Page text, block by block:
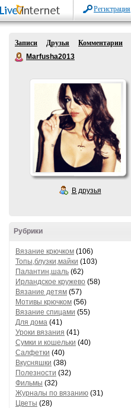
Регистрация
Записи Друзья
Комментарии
Marfusha2013
В друзья
Рубрики
Вязание крючком (106)
Топы,блузки,майки (103)
Палантин,шаль (62)
Ирландское кружево (58)
Вязание детям (57)
Мотивы крючком (56)
Вязание спицами (55)
Для дома (41)
Уроки вязания (41)
Сумки и кошельки (40)
Салфетки (40)
Вкусняшки (38)
Полезности (32)
Фильмы (32)
Журналы по вязанию (31)
Цветы (28)